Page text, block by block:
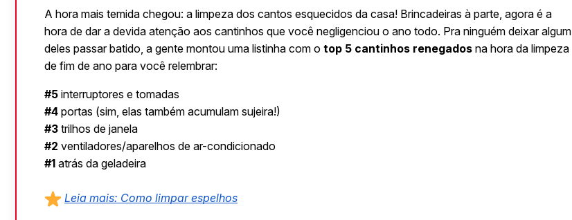
A hora mais temida chegou: a limpeza dos cantos esquecidos da casa! Brincadeiras à parte, agora é a
hora de dar a devida atenção aos cantinhos que você negligenciou o ano todo. Pra ninguém deixar algum
deles passar batido, a gente montou uma listinha com o top 5 cantinhos renegados na hora da limpeza
de fim de ano para você relembrar:
#5 interruptores e tomadas
#4 portas (sim, elas também acumulam sujeira!)
#3 trilhos de janela
#2 ventiladores/aparelhos de ar-condicionado
#1 atrás da geladeira
Leia mais: Como limpar espelhos